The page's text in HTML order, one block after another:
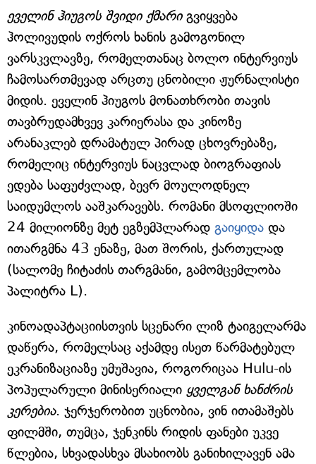
ეველინ ჰიუგოს შვიდი ქმარიგვიყვება
ჰოლივუდის ოქროს ხანის გამოგონილ
ვარსკვლავზე, რომელთანაც ბოლო ინტერვიუს
ჩამოსართმევად არცთუ ცნობილი ჟურნალისტი
მიდის. ეველინ ჰიუგოს მონათხრობი თავის
თავბრუდამხვევ კარიერასა და კინოზე
არანაკლებ დრამატულ პირად ცხოვრებაზე,
რომელიც ინტერვიუს ნაცვლად ბიოგრაფიას
ედება საფუძვლად, ბევრ მოულოდნელ
საიდუმლოს ააშკარავებს. რომანი მსოფლიოში
24 მილიონზე მეტ ეგზემპლარად გაიყიდა და
ითარგმნა 43 ენაზე, მათ შორის, ქართულად
(სალომე ჩიტაძის თარგმანი, გამომცემლობა
პალიტრა L).
კინოადაპტაციისთვის სცენარი ლიზ ტაიგელარმა
დაწერა, რომელსაც აქამდე ისეთ წარმატებულ
ეკრანიზაციაზე უმუშავია, როგორიცაა Hulu-ის
პოპულარული მინისერიალი ყველგან ხანძრის
კერებია. ჯერჯერობით უცნობია, ვინ ითამაშებს
ფილმში, თუმცა, ჯენკინს რიდის ფანები უკვე
წლებია, სხვადასხვა მსახიობს განიხილავენ ამა